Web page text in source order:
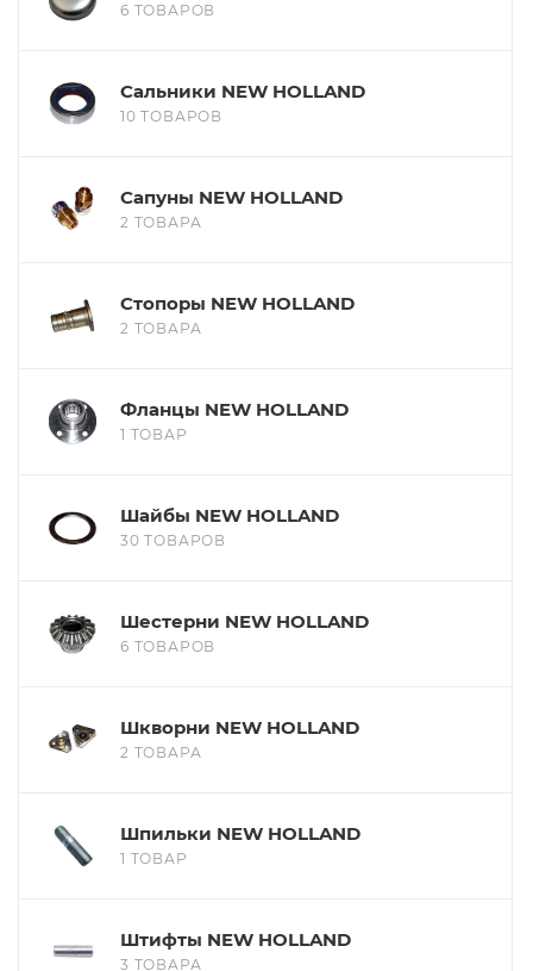
6 ТОВАРОВ
Сальники NEW HOLLAND
10 ТОВАРОВ
Сапуны NEW HOLLAND
2 ТОВАРА
Стопоры NEW HOLLAND
2 ТОВАРА
Фланцы NEW HOLLAND
1 ТОВАР
Шайбы NEW HOLLAND
30 ТОВАРОВ
Шестерни NEW HOLLAND
6 ТОВАРОВ
Шкворни NEW HOLLAND
2 ТОВАРА
Шпильки NEW HOLLAND
1 ТОВАР
Штифты NEW HOLLAND
3 ТОВАРА